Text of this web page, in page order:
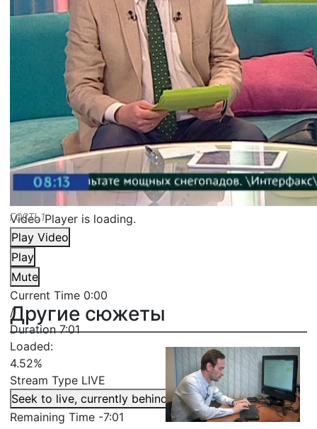
Video Player is loading.
Play Video
Play
Mute
Current Time 0:00
/
Duration7:01
Loaded:
4.52%
Stream Type LIVE
Seek to live, currently behind liveLIVE
Remaining Time -7:01
ГОСТЬ1
Другие сюжеты